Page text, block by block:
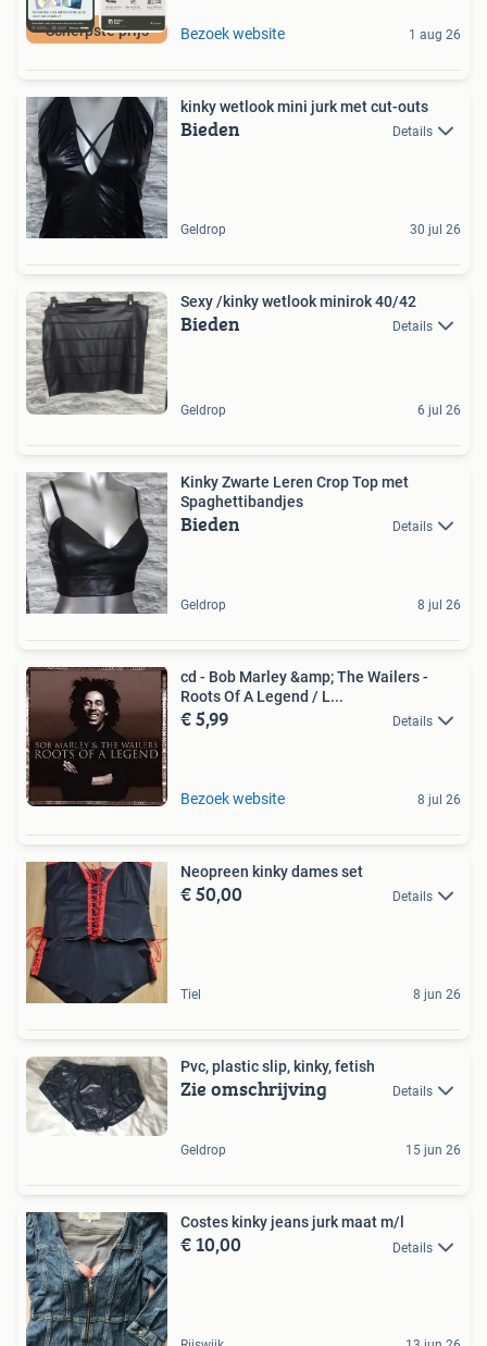
Scherpste prijs Bezoek website 1 aug 26
kinky wetlook mini jurk met cut-outs
Bieden Details
Geldrop 30 jul 26
Sexy /kinky wetlook minirok 40/42
Bieden Details
Geldrop 6 jul 26
Kinky Zwarte Leren Crop Top met
Spaghettibandjes
Bieden Details
Geldrop 8 jul 26
cd - Bob Marley &amp; The Wailers -
Roots Of A Legend / L...
€ 5,99 Details
Bezoek website 8 jul 26
Neopreen kinky dames set
€ 50,00 Details
Tiel 8 jun 26
Pvc, plastic slip, kinky, fetish
Zie omschrijving Details
Geldrop 15 jun 26
Costes kinky jeans jurk maat m/l
€ 10,00 Details